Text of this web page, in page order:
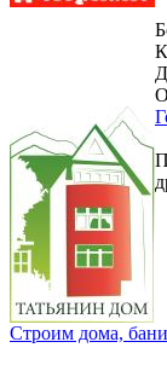
Строим дома,